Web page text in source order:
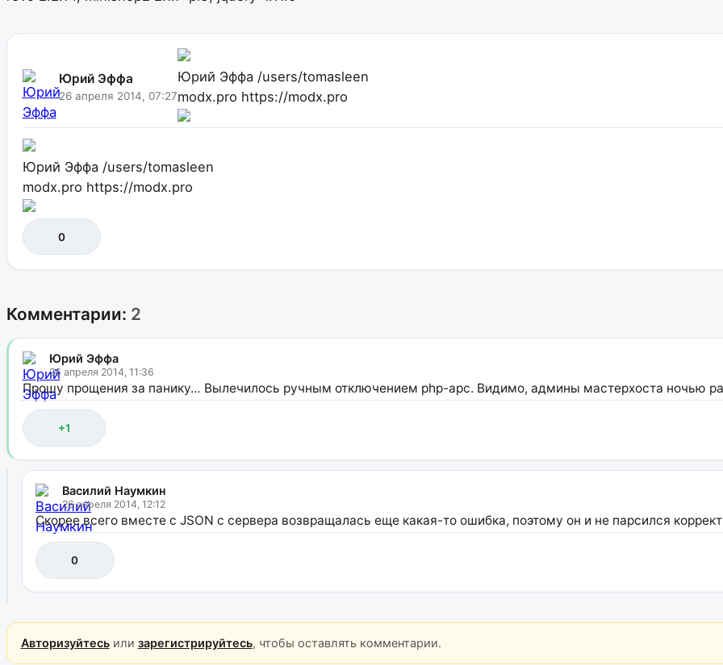
Юрий Эффа
26 апреля 2014, 07:27
Юрий Эффа /users/tomasleen
modx.pro https://modx.pro
Юрий Эффа /users/tomasleen
modx.pro https://modx.pro
0
Комментарии: 2
Юрий Эффа
26 апреля 2014, 11:36
Прошу прощения за панику… Вылечилось ручным отключением php-apc. Видимо, админы мастерхоста ночью
+1
Василий Наумкин
26 апреля 2014, 12:12
Скорее всего вместе с JSON с сервера возвращалась еще какая-то ошибка, поэтому он и не парсился
0
Авторизуйтесьили зарегистрируйтесь, чтобы оставлять комментарии.